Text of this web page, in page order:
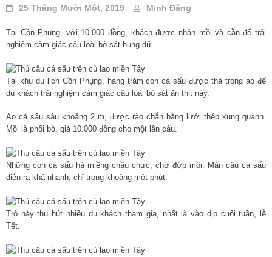
25 Tháng Mười Một, 2019 Minh Đăng
Tại Cồn Phụng, với 10.000 đồng, khách được nhận mồi và cần để trải
nghiệm cảm giác câu loài bò sát hung dữ.
Tại khu du lịch Cồn Phụng, hàng trăm con cá sấu được thả trong ao để
du khách trải nghiệm cảm giác câu loài bò sát ăn thịt này.
Ao cá sấu sâu khoảng 2 m, được rào chắn bằng lưới thép xung quanh.
Mồi là phổi bò, giá 10.000 đồng cho một lần câu.
Những con cá sấu há miềng chầu chực, chờ đớp mồi. Màn câu cá sấu
diễn ra khá nhanh, chỉ trong khoảng một phút.
Trò này thu hút nhiều du khách tham gia, nhất là vào dịp cuối tuần, lễ
Tết.